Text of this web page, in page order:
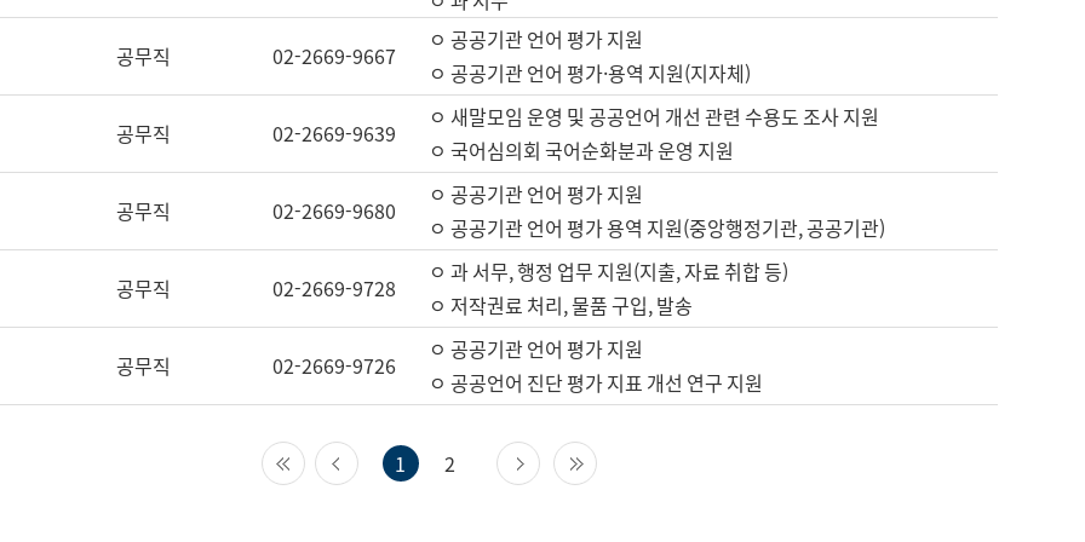
공무직
02-2669-9667
ㅇ 공공기관 언어 평가 지원
ㅇ 공공기관 언어 평가·용역 지원(지자체)
공무직 02-2669-9639
ㅇ 새말모임 운영 및 공공언어 개선 관련 수용도 조사 지원
ㅇ 국어심의회 국어순화분과 운영 지원
공무직 02-2669-9680
ㅇ 공공기관 언어 평가 지원
ㅇ 공공기관 언어 평가 용역 지원(중앙행정기관, 공공기관)
공무직 02-2669-9728
ㅇ 과 서무, 행정 업무 지원(지출, 자료 취합 등)
ㅇ 저작권료 처리, 물품 구입, 발송
공무직 02-2669-9726
ㅇ 공공기관 언어 평가 지원
ㅇ 공공언어 진단 평가 지표 개선 연구 지원
첫 페이지이전 페이지
1 2 다음 페이지마지막 페이지